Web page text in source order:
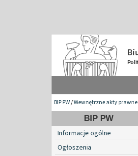
BIP PW/Wewnętrzne akty prawne
BIP PW
Informacje ogólne
Ogłoszenia